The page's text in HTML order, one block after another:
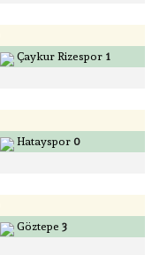
Çaykur Rizespor 1
Hatayspor 0
Göztepe 3